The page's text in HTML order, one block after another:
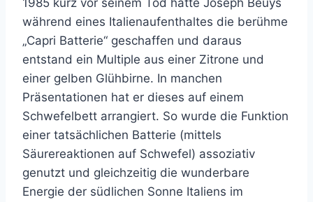
während eines Italienaufenthaltes die berühme
„Capri Batterie“ geschaffen und daraus
entstand ein Multiple aus einer Zitrone und
einer gelben Glühbirne. In manchen
Präsentationen hat er dieses auf einem
Schwefelbett arrangiert. So wurde die Funktion
einer tatsächlichen Batterie (mittels
Säurereaktionen auf Schwefel) assoziativ
genutzt und gleichzeitig die wunderbare
Energie der südlichen Sonne Italiens im